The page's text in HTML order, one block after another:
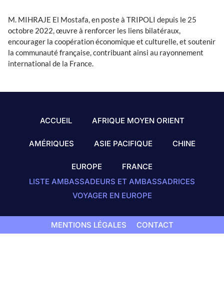
M. MIHRAJE El Mostafa, en poste à TRIPOLI depuis le 25
octobre 2022, œuvre à renforcer les liens bilatéraux,
encourager la coopération économique et culturelle, et soutenir
la communauté française, contribuant ainsi au rayonnement
international de la France.
ACCUEIL AFRIQUE MOYEN ORIENT
AMÉRIQUES ASIE PACIFIQUE CHINE
EUROPE
FRANCE
LISTE AMBASSADEURS ET AMBASSADRICES
VOYAGER EN EUROPE
MENTIONS LÉGALES CONTACT